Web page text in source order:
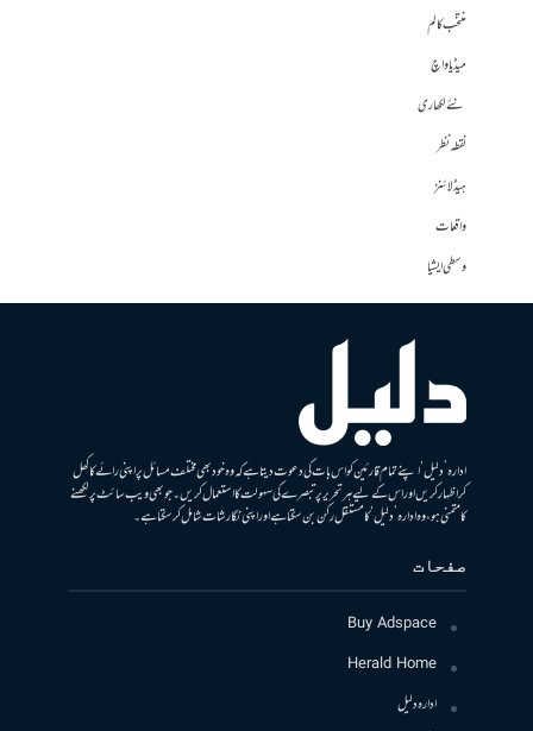
منتخب کالم
میڈیا واچ
نئے لکھاری
نقطہ نظر
ہیڈلائنز
واقعات
وسطی ایشیا
ادارہ ’دلیل‘ اپنے تمام قارئین کو اس بات کی دعوت دیتا ہے کہ وہ خود بھی مختلف مسائل پر اپنی رائے کا کھل
کر اظہار کریں اور اس کے لیے ہر تحریر پر تبصرے کی سہولت کا استعمال کریں۔ جو بھی ویب سائٹ پر لکھنے
کا متمنی ہو، وہ ادارہ ’دلیل‘ کا مستقل رکن بن سکتا ہے اور اپنی نگارشات شامل کرسکتا ہے۔
صفحات
Buy Adspace
Herald Home
ادارہ دلیل